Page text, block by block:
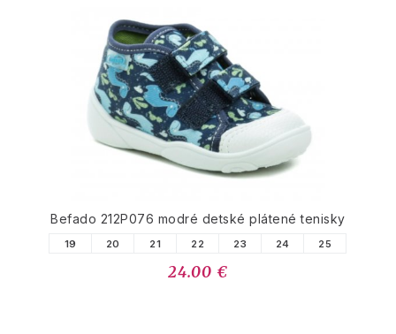
Befado 212P076 modré detské plátené tenisky
19 20 21 22 23 24 25
24.00 €